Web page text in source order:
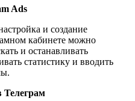
Ads
и создание
кабинете можно
и останавливать
статистику и вводить
Телеграм